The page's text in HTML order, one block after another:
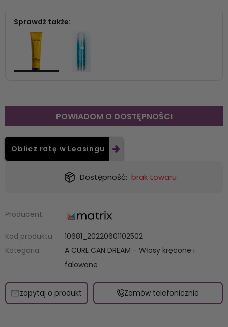
Sprawdź także:
POWIADOM O DOSTĘPNOŚCI
Oblicz ratę w Leasingu
Dostępność: brak towaru
Producent:
Kod produktu:
10681_20220601102502
Kategoria:
A CURL CAN DREAM - Włosy kręcone i
falowane
zapytaj o produkt Zamów telefonicznie